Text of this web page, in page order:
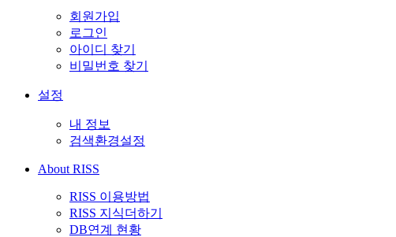
회원가입
로그인
아이디 찾기
비밀번호 찾기
설정
내 정보
검색환경설정
About RISS
RISS 이용방법
RISS 지식더하기
DB연계 현황